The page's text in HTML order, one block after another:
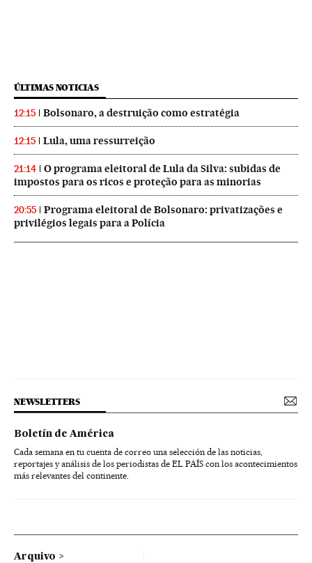
ÚLTIMAS NOTICIAS
12:15 Bolsonaro, a destruição como estratégia
12:15 Lula, uma ressurreição
21:14
O programa eleitoral de Lula da Silva: subidas de
impostos para os ricos e proteção para as minorias
20:55
Programa eleitoral de Bolsonaro: privatizações e
privilégios legais para a Polícia
NEWSLETTERS
Boletín de América
Cada semana en tu cuenta de correo una selección de las noticias,
reportajes y análisis de los periodistas de EL PAÍS con los acontecimientos
más relevantes del continente.
Arquivo